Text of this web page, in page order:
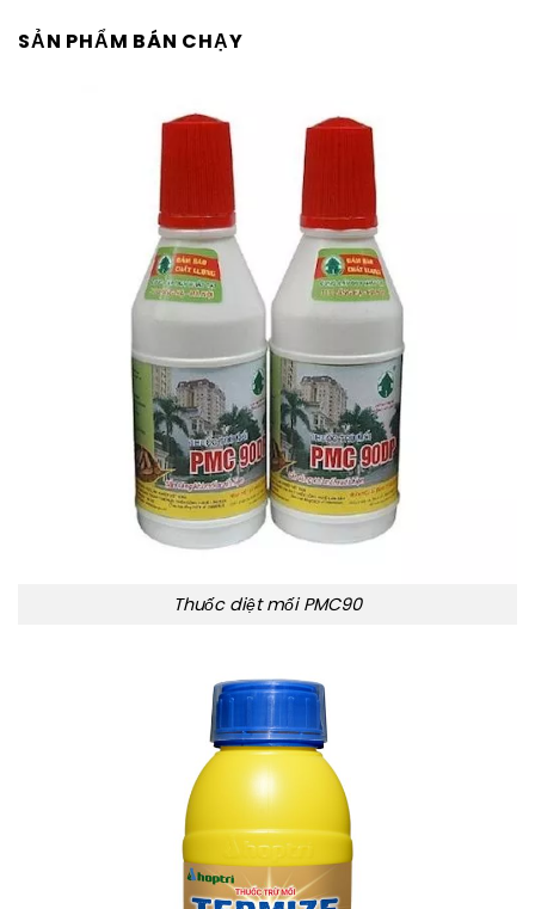
SẢN PHẨM BÁN CHẠY
Thuốc diệt mối PMC90